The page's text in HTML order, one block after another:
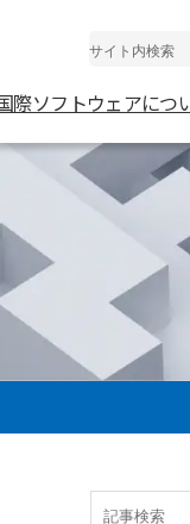
際ソフトウェアにつ